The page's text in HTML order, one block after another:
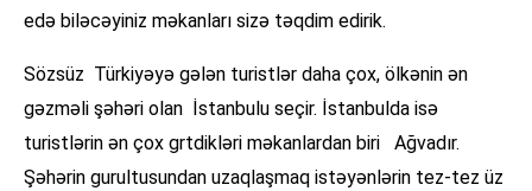
edə biləcəyiniz məkanları sizə təqdim edirik.
Sözsüz Türkiyəyə gələn turistlər daha çox, ölkənin ən
gəzməli şəhəri olan İstanbulu seçir. İstanbulda isə
turistlərin ən çox grtdikləri məkanlardan biri Ağvadır.
Şəhərin gurultusundan uzaqlaşmaq istəyənlərin tez-tez üz